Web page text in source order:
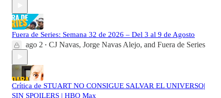
Fuera de Series: Semana 32 de 2026 – Del 3 al 9 de Agosto
ago 2 • CJ Navas, Jorge Navas Alejo, and Fuera de Series
Crítica de STUART NO CONSIGUE SALVAR EL UNIVERSO|
SIN SPOILERS | HBO Max